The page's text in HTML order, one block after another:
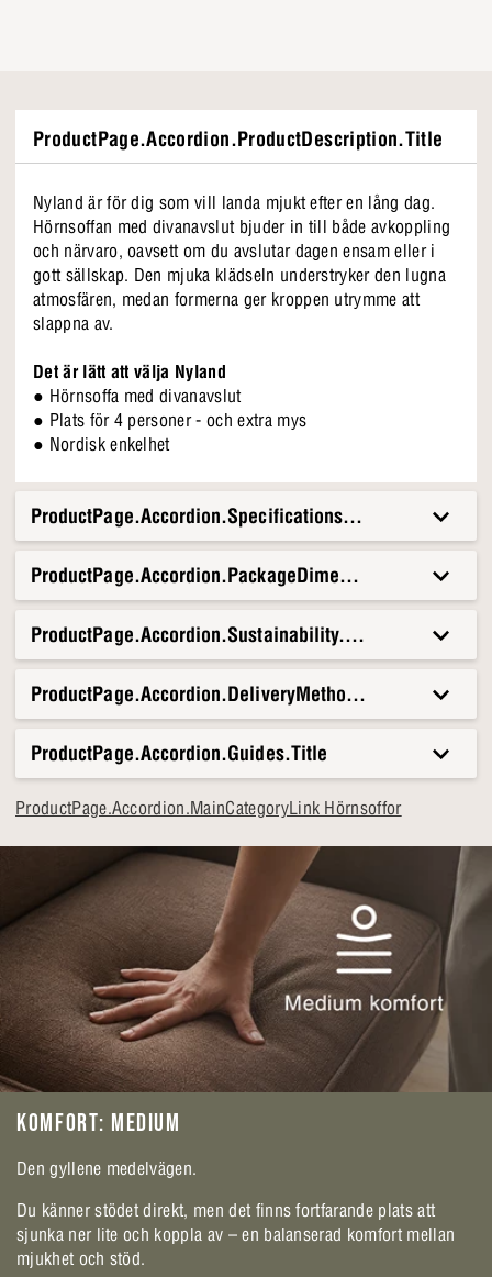
ProductPage.Accordion.ProductDescription.Title
Nyland är för dig som vill landa mjukt efter en lång dag.
Hörnsoffan med divanavslut bjuder in till både avkoppling
och närvaro, oavsett om du avslutar dagen ensam eller i
gott sällskap. Den mjuka klädseln understryker den lugna
atmosfären, medan formerna ger kroppen utrymme att
slappna av.
Det är lätt att välja Nyland
● Hörnsoffa med divanavslut
● Plats för 4 personer - och extra mys
● Nordisk enkelhet
ProductPage.Accordion.Specifications.Title
ProductPage.Accordion.Sustainability.Title
ProductPage.Accordion.DeliveryMethods.Title
ProductPage.Accordion.Guides.Title
ProductPage.Accordion.MainCategoryLink Hörnsoffor
KOMFORT: MEDIUM
Den gyllene medelvägen.
Du känner stödet direkt, men det finns fortfarande plats att
sjunka ner lite och koppla av – en balanserad komfort mellan
mjukhet och stöd.